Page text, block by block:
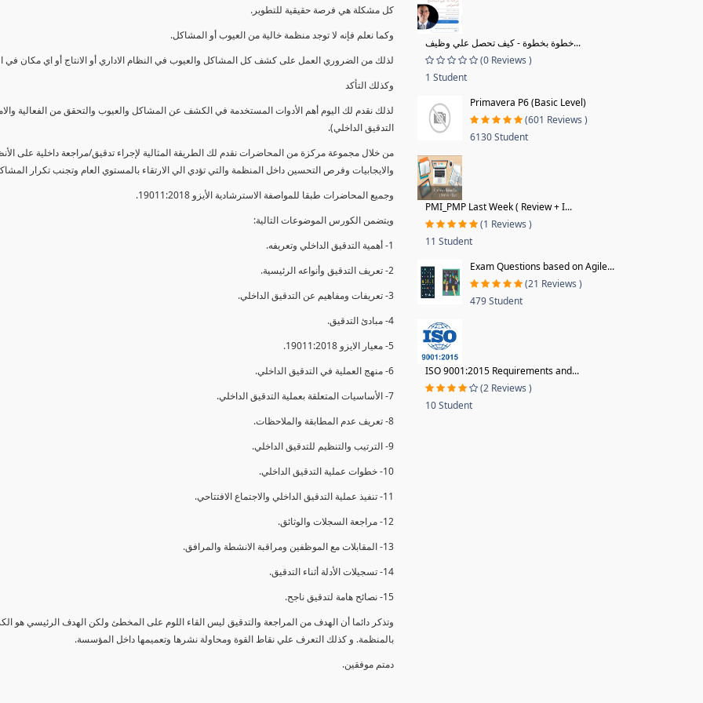
كل مشكلة هي فرصة حقيقية للتطوير.
وكما نعلم فإنه لا توجد منظمة خالية من العيوب أو المشاكل.
لذلك من الضروري العمل على كشف كل المشاكل والعيوب في النظام الاداري أو الانتاج أو اي مكان في
وكذلك التأكد
لذلك نقدم لك اليوم أهم الأدوات المستخدمة في الكشف عن المشاكل والعيوب والتحقق من الفعالية
التدقيق الداخلي).
من خلال مجموعة مركزة من المحاضرات نقدم لك الطريقة المثالية لإجراء تدقيق/مراجعة داخلية على
والايجابيات وفرص التحسين داخل المنظمة والتي تؤدي الي الارتقاء بالمستوي العام وتجنب تكرار
وجميع المحاضرات طبقا للمواصفة الاسترشادية الأيزو 19011:2018.
ويتضمن الكورس الموضوعات التالية:
1- أهمية التدقيق الداخلي وتعريفه.
2- تعريف التدقيق وأنواعه الرئيسية.
3- تعريفات ومفاهيم عن التدقيق الداخلي.
4- مبادئ التدقيق.
5- معيار الايزو 19011:2018.
6- منهج العملية في التدقيق الداخلي.
7- الأساسيات المتعلقة بعملية التدقيق الداخلي.
8- تعريف عدم المطابقة والملاحظات.
9- الترتيب والتنظيم للتدقيق الداخلي.
10- خطوات عملية التدقيق الداخلي.
11- تنفيذ عملية التدقيق الداخلي والاجتماع الافتتاحي.
12- مراجعة السجلات والوثائق.
13- المقابلات مع الموظفين ومراقبة الانشطة والمرافق.
14- تسجيلات الأدلة أثناء التدقيق.
15- نصائح هامة لتدقيق ناجح.
وتذكر دائما أن الهدف من المراجعة والتدقيق ليس القاء اللوم على المخطئ ولكن الهدف الرئيسي هو
بالمنظمة. و كذلك التعرف علي نقاط القوة ومحاولة نشرها وتعميمها داخل المؤسسة.
دمتم موفقين.
خطوة بخطوة - كيف تحصل علي وظيف...
(0 Reviews )
1 Student
Primavera P6 (Basic Level)
(601 Reviews )
6130 Student
PMI_PMP Last Week ( Review + I...
(1 Reviews )
11 Student
Exam Questions based on Agile...
(21 Reviews )
479 Student
ISO 9001:2015 Requirements and...
(2 Reviews )
10 Student